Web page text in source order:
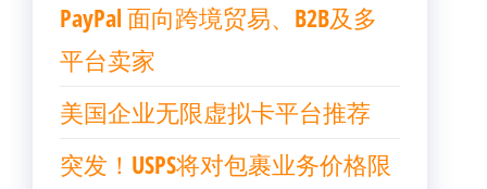
PayPal 面向跨境贸易、B2B及多
平台卖家
美国企业无限虚拟卡平台推荐
突发！USPS将对包裹业务价格限